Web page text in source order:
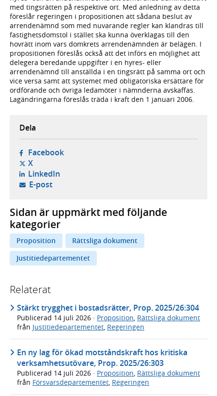
med tingsrätten på respektive ort. Med anledning av detta
föreslår regeringen i propositionen att sådana beslut av
arrendenämnd som med nuvarande regler kan klandras till
fastighetsdomstol i stället ska kunna överklagas till den
hovrätt inom vars domkrets arrendenämnden är belägen. I
propositionen föreslås också att det införs en möjlighet att
delegera beredande uppgifter i en hyres- eller
arrendenämnd till anställda i en tingsrätt på samma ort och
vice versa samt att systemet med obligatoriska ersättare för
ordförande och övriga ledamöter i nämnderna avskaffas.
Lagändringarna föreslås träda i kraft den 1 januari 2006.
Dela
Facebook- öppnas i ny flik, extern webbplats,
X- öppnas i ny flik, extern webbplats,
LinkedIn- öppnas i ny flik, extern webbplats,
E-post- öppnar din e-postklient,
Sidan är uppmärkt med följande
kategorier
Proposition
Rättsliga dokument
Justitiedepartementet
Relaterat
Stärkt trygghet i bostadsrätter, Prop. 2025/26:304
Publicerad 14 juli 2026 · Proposition, Rättsliga dokument
från Justitiedepartementet, Regeringen
En ny lag för ökad motståndskraft hos kritiska
verksamhetsutövare, Prop. 2025/26:303
Publicerad 14 juli 2026 · Proposition Rättsliga dokument
från Försvarsdepartementet Regeringen